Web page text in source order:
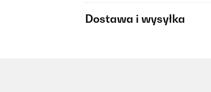
Dostawa i wysyłka